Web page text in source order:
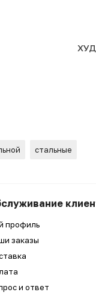
стальные
профиль
заказы
и ответ